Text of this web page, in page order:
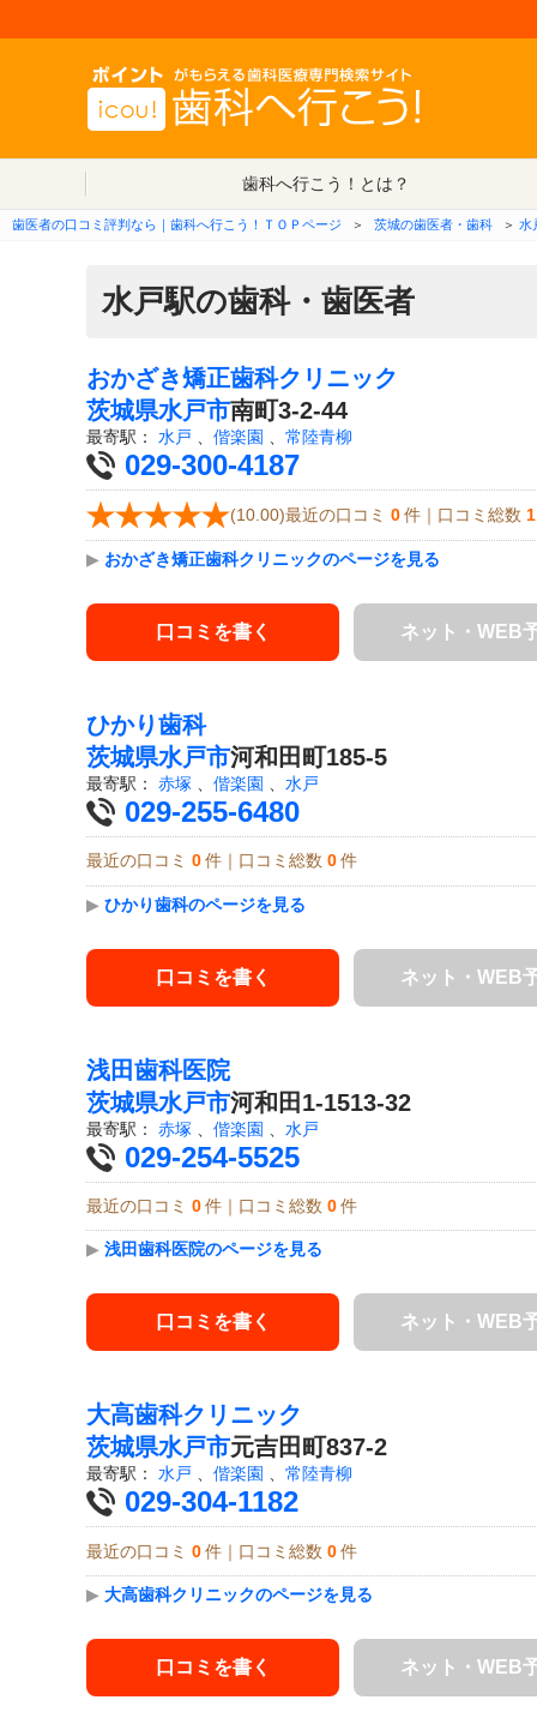
歯科へ行こう！とは？
歯医者の口コミ評判なら｜歯科へ行こう！ＴＯＰページ ＞ 茨城の歯医者・歯科 ＞ 水
水戸駅の歯科・歯医者
おかざき矯正歯科クリニック
茨城県水戸市南町3-2-44
最寄駅： 水戸 偕楽園 常陸青柳
029-300-4187
(10.00)最近の口コミ 0 件｜口コミ総数 1
▶ おかざき矯正歯科クリニックのページを見る
口コミを書く ネット・WEB
ひかり歯科
茨城県水戸市河和田町185-5
最寄駅： 赤塚 偕楽園 水戸
029-255-6480
最近の口コミ 0 件｜口コミ総数 0 件
▶ ひかり歯科のページを見る
口コミを書く ネット・WEB
浅田歯科医院
茨城県水戸市河和田1-1513-32
最寄駅： 赤塚 偕楽園 水戸
029-254-5525
最近の口コミ 0 件｜口コミ総数 0 件
▶ 浅田歯科医院のページを見る
口コミを書く ネット・WEB
大高歯科クリニック
茨城県水戸市元吉田町837-2
最寄駅： 水戸 、 偕楽園 、 常陸青柳
029-304-1182
最近の口コミ 0 件｜口コミ総数 0 件
▶ 大高歯科クリニックのページを見る
口コミを書く ネット・WEB